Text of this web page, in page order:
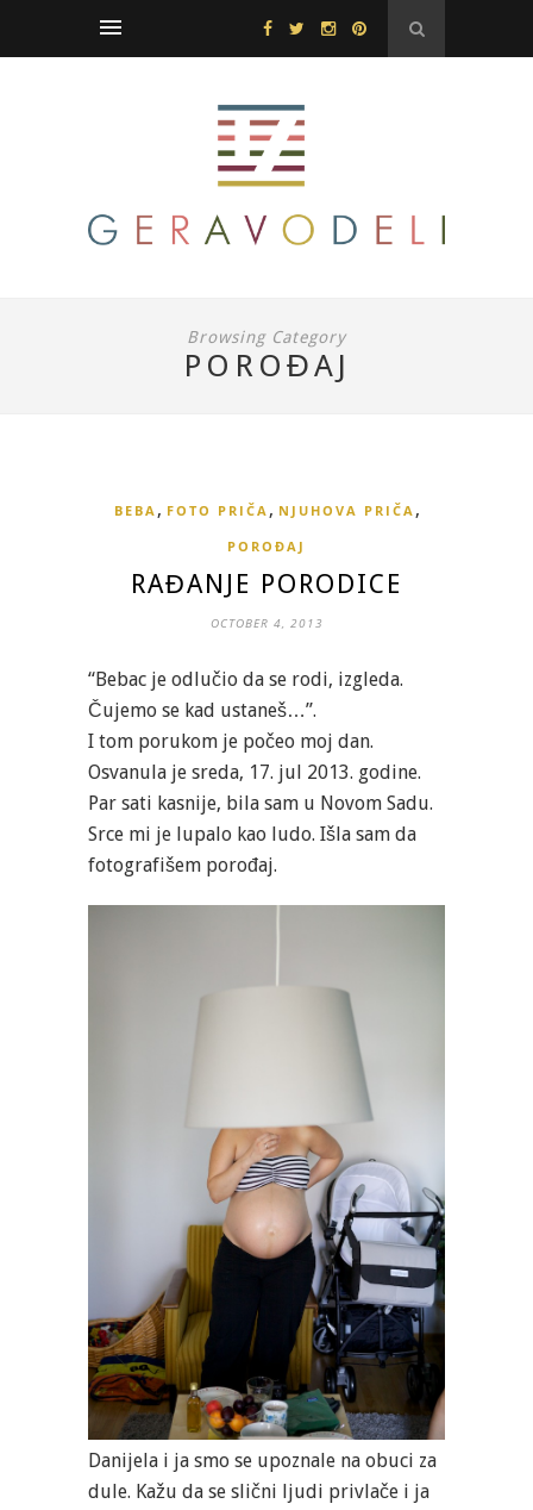
Browsing Category
POROĐAJ
BEBA , FOTO PRIČA , NJUHOVA PRIČA ,
POROĐAJ
RAĐANJE PORODICE
OCTOBER 4, 2013
“Bebac je odlučio da se rodi, izgleda.
Čujemo se kad ustaneš…”.
I tom porukom je počeo moj dan.
Osvanula je sreda, 17. jul 2013. godine.
Par sati kasnije, bila sam u Novom Sadu.
Srce mi je lupalo kao ludo. Išla sam da
fotografišem porođaj.
Danijela i ja smo se upoznale na obuci za
dule. Kažu da se slični ljudi privlače i ja